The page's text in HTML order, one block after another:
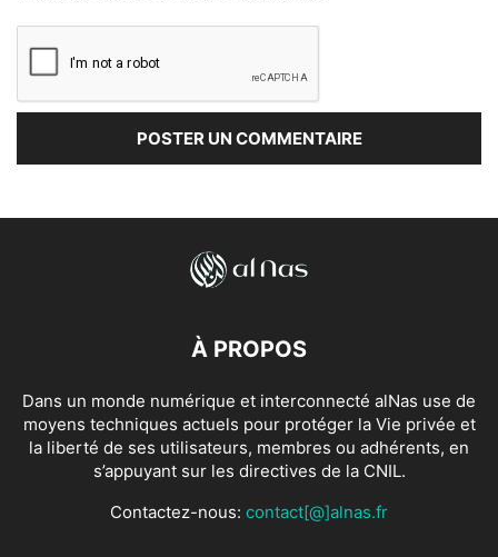
À PROPOS
Dans un monde numérique et interconnecté alNas use de
moyens techniques actuels pour protéger la Vie privée et
la liberté de ses utilisateurs, membres ou adhérents, en
s’appuyant sur les directives de la CNIL.
Contactez-nous: contact[@]alnas.fr